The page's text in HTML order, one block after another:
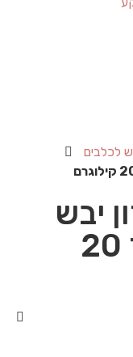
לכלבים
יבש
בטעם טונה ואורז 20